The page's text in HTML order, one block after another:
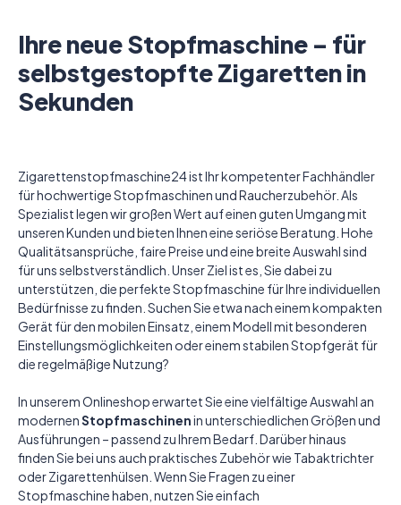
GREEN BUBATZ
Elektrische-
Stopfmaschine
Ideal für Tabak oder Cannabis.
JETZT NUR 59,95 €
JETZT ENTDECKEN
Ihre neue Stopfmaschine – für
selbstgestopfte Zigaretten in
Sekunden
Zigarettenstopfmaschine24 ist Ihr kompetenter Fachhändler
für hochwertige Stopfmaschinen und Raucherzubehör. Als
Spezialist legen wir großen Wert auf einen guten Umgang mit
unseren Kunden und bieten Ihnen eine seriöse Beratung. Hohe
Qualitätsansprüche, faire Preise und eine breite Auswahl sind
für uns selbstverständlich. Unser Ziel ist es, Sie dabei zu
unterstützen, die perfekte Stopfmaschine für Ihre individuellen
Bedürfnisse zu finden. Suchen Sie etwa nach einem kompakten
Gerät für den mobilen Einsatz, einem Modell mit besonderen
Einstellungsmöglichkeiten oder einem stabilen Stopfgerät für
die regelmäßige Nutzung?
In unserem Onlineshop erwartet Sie eine vielfältige Auswahl an
modernenStopfmaschinenin unterschiedlichen Größen und
Ausführungen – passend zu Ihrem Bedarf. Darüber hinaus
finden Sie bei uns auch praktisches Zubehör wie Tabaktrichter
oder Zigarettenhülsen. Wenn Sie Fragen zu einer
Stopfmaschine haben, nutzen Sie einfach